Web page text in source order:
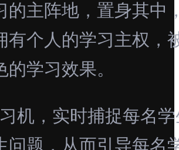
的主阵地，置身其中
有个人的学习主权，
学习效果。
机，实时捕捉每名
问题，从而引导每名